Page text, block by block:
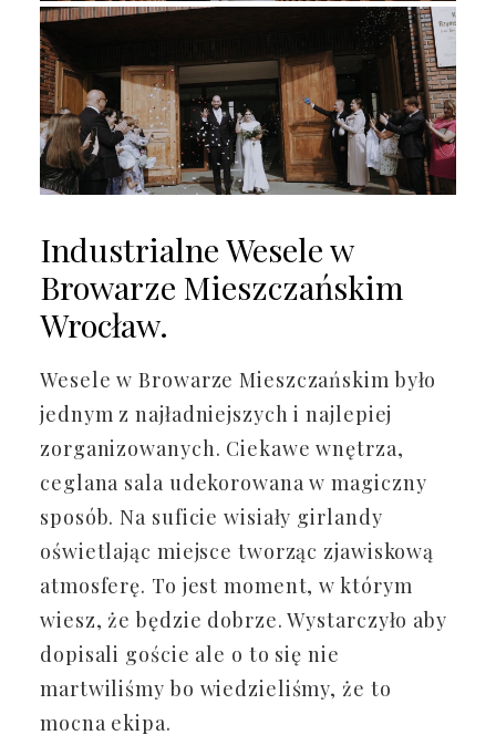
Industrialne Wesele w
Browarze Mieszczańskim
Wrocław.
Wesele w Browarze Mieszczańskim było
jednym z najładniejszych i najlepiej
zorganizowanych. Ciekawe wnętrza,
ceglana sala udekorowana w magiczny
sposób. Na suficie wisiały girlandy
oświetlając miejsce tworząc zjawiskową
atmosferę. To jest moment, w którym
wiesz, że będzie dobrze. Wystarczyło aby
dopisali goście ale o to się nie
martwiliśmy bo wiedzieliśmy, że to
mocna ekipa.